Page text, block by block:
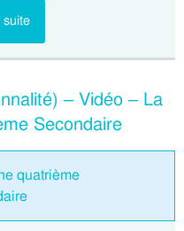
suite
– Vidéo – La
Secondaire
quatrième